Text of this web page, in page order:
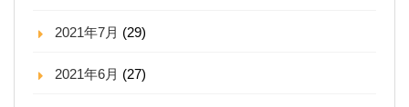
2021年7月 (29)
2021年6月 (27)